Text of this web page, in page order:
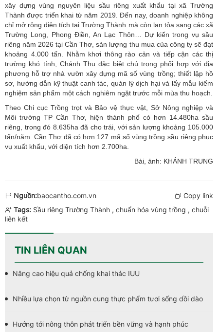
xây dựng vùng nguyên liệu sầu riêng xuất khẩu tại xã Trường
Thành được triển khai từ năm 2019. Đến nay, doanh nghiệp không
chỉ mở rộng diện tích tại Trường Thành mà còn lan tỏa sang các xã
Trường Long, Phong Điền, An Lạc Thôn… Dự kiến trong vụ sầu
riêng năm 2026 tại Cần Thơ, sản lượng thu mua của công ty sẽ đạt
khoảng 4.000 tấn. Nhằm khơi thông rào cản và tiếp cận các thị
trường khó tính, Chánh Thu đặc biệt chú trọng phối hợp với địa
phương hỗ trợ nhà vườn xây dựng mã số vùng trồng; thiết lập hồ
sơ, hướng dẫn kỹ thuật canh tác, quản lý dịch hại và lấy mẫu kiểm
nghiệm sản phẩm một cách nghiêm ngặt trước mỗi mùa thu hoạch.
Theo Chi cục Trồng trọt và Bảo vệ thực vật, Sở Nông nghiệp và
Môi trường TP Cần Thơ, hiện thành phố có hơn 14.480ha sầu
riêng, trong đó 8.635ha đã cho trái, với sản lượng khoảng 105.000
tấn/năm. Cần Thơ đã có hơn 127 mã số vùng trồng sầu riêng phục
vụ xuất khẩu, với diện tích hơn 2.700ha.
Bài, ảnh: KHÁNH TRUNG
Nguồn:baocantho.com.vn
Copy link
Tags: Sầu riêng Trường Thành , chuẩn hóa vùng trồng , chuỗi
liên kết
TIN LIÊN QUAN
Nâng cao hiệu quả chống khai thác IUU
Nhiều lựa chọn từ nguồn cung thực phẩm tươi sống dồi dào
Hướng tới nông thôn phát triển bền vững và hạnh phúc